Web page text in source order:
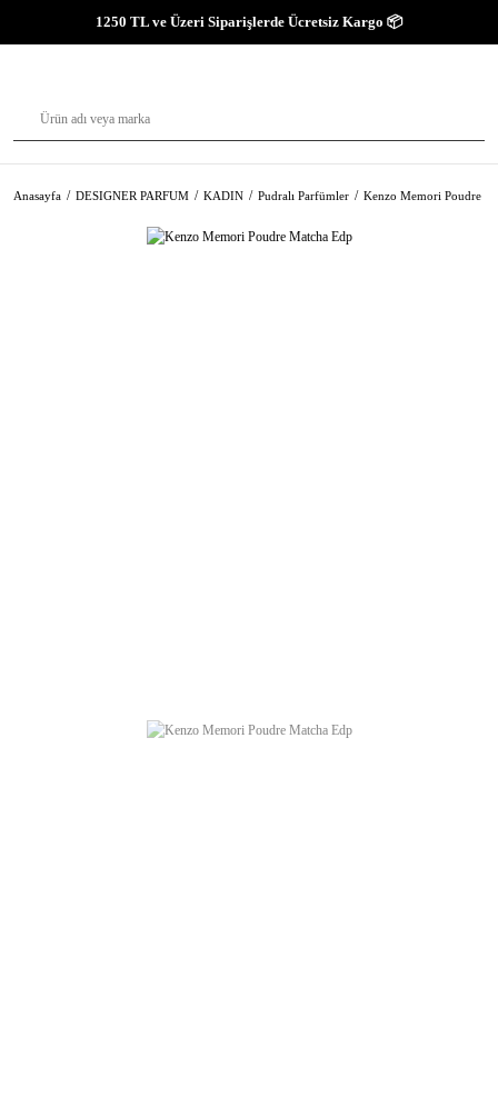
1250 TL ve Üzeri Siparişlerde Ücretsiz Kargo 📦
Anasayfa DESIGNER PARFUM KADIN Pudralı Parfümler Kenzo Memori Poudre